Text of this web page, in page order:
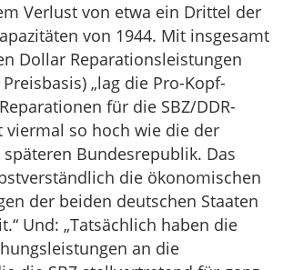
Verlust von etwa ein Drittel der
von 1944. Mit insgesamt
Dollar Reparationsleistungen
„lag die Pro-Kopf-
für die SBZ/DDR-
viermal so hoch wie die der
Bundesrepublik. Das
die ökonomischen
der beiden deutschen Staaten
Und: „Tatsächlich haben die
an die